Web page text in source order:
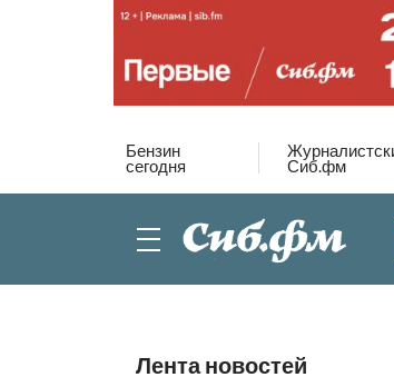
Бензин
сегодня Сиб.фм
Лента новостей